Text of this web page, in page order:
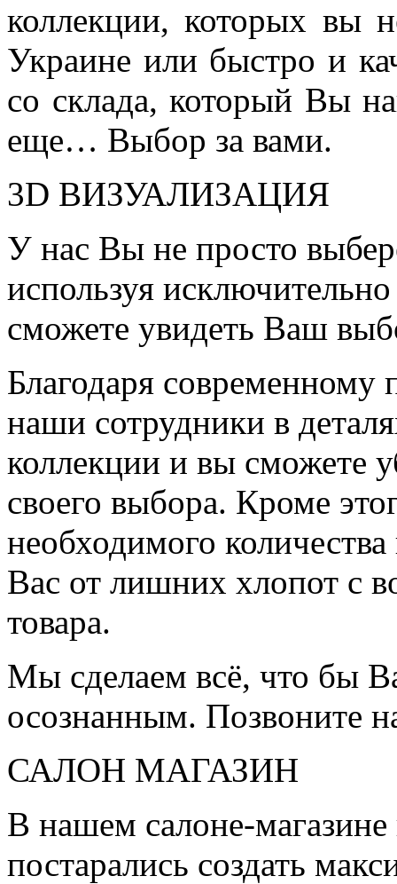
коллекции, которых вы
Украине или быстро и
со склада, который Вы
еще… Выбор за вами.
3D ВИЗУАЛИЗАЦИЯ
У нас Вы не просто
используя
сможете увидеть Ваш
Благодаря
наши сотрудники в
коллекции и вы сможете
своего выбора. Кроме
необходимого
Вас от лишних хлопот с
товара.
Мы сделаем всё, что бы
осознанным. Позвоните
САЛОН МАГАЗИН
В нашем салоне-
постарались создать